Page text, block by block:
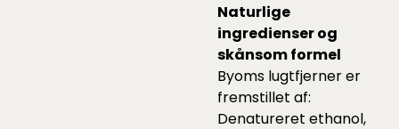
Naturlige
ingredienser og
skånsom formel
Byoms lugtfjerner er
fremstillet af:
Denatureret ethanol,